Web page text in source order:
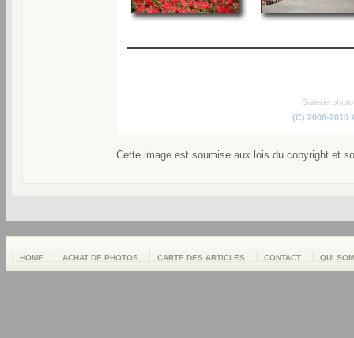
Galerie
(C) 2006-2010
Cette image est soumise aux lois du copyright et
HOME ACHAT DE PHOTOS CARTE DES ARTICLES CONTACT QUI